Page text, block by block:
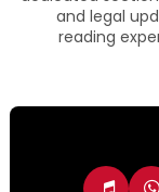
and legal
reading